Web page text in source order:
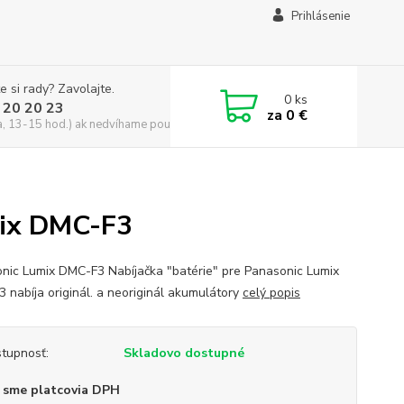
Prihlásenie
si rady? Zavolajte.
20 23
13-15 hod.) ak nedvíhame použite CHATBOX
0ks
za 0 €
DMC-F3
Lumix DMC-F3 Nabíjačka "batérie" pre Panasonic Lumix
nabíja originál. a neoriginál akumulátory celý popis
Skladovo dostupné
sme platcovia DPH